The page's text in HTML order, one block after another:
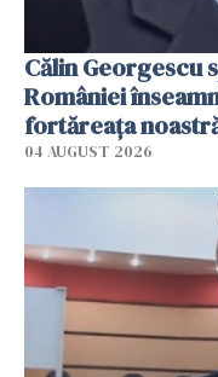
Călin Georgescu
României
fortăreața
04 AUGUST 2026